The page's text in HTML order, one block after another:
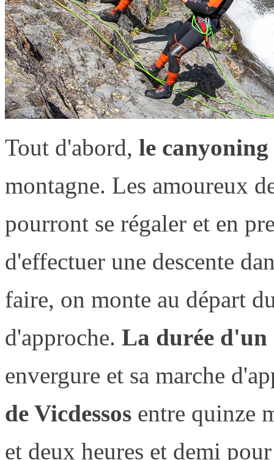
Tout d'abord, le canyoning
montagne. Les amoureux
pourront se régaler et en
d'effectuer une descente
faire, on monte au départ
d'approche. La durée d'un
envergure et sa marche
de Vicdessos entre quinze
et deux heures et demi